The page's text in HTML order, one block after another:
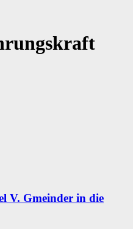
V. Gmeinder in die